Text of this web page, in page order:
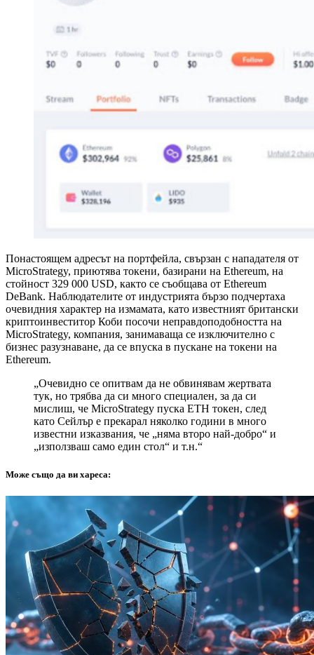
Понастоящем адресът на портфейла, свързан с нападателя от
MicroStrategy, приютява токени, базирани на Ethereum, на
стойност 329 000 USD, както се съобщава от Ethereum
DeBank. Наблюдателите от индустрията бързо подчертаха
очевидния характер на измамата, като известният британски
криптоинвеститор Коби посочи неправдоподобността на
MicroStrategy, компания, занимаваща се изключително с
бизнес разузнаване, да се впуска в пускане на токени на
Ethereum.
„Очевидно се опитвам да не обвинявам жертвата
тук, но трябва да си много специален, за да си
мислиш, че MicroStrategy пуска ETH токен, след
като Сейлър е прекарал няколко години в много
известни изказвания, че „няма второ най-добро“ и
„използваш само един стол“ и т.н.“
Може също да ви хареса: